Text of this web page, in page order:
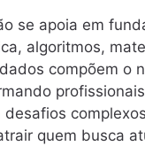
se apoia em
algoritmos,
compõem o
desafios
quem busca